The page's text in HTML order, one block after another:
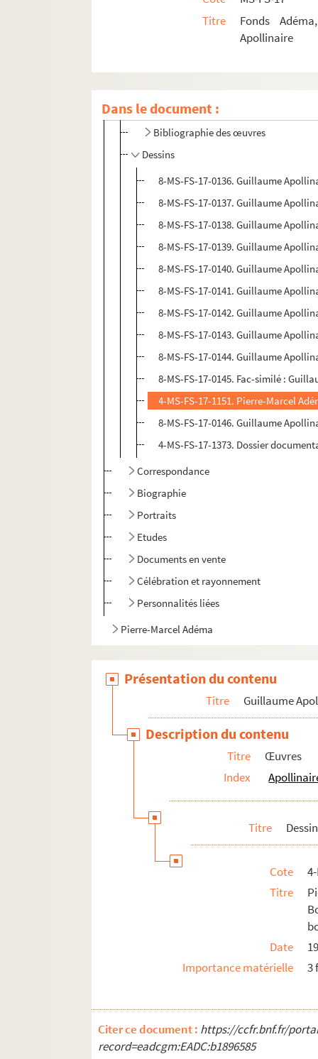
Titre
Fonds
Apollinaire
Dans le document :
4-MS-FS-17-1378. Conférences
4-MS-FS-17-0238. Préfaces
Manuscrits conservés
Publications d'œuvres
Bibliographie des œuvres
Dessins
8-MS-FS-17-0136. Guillaume
8-MS-FS-17-0137. Guillaume
8-MS-FS-17-0138. Guillaume
8-MS-FS-17-0139. Guillaume
8-MS-FS-17-0140. Guillaume
8-MS-FS-17-0141. Guillaume
8-MS-FS-17-0142. Guillaume
8-MS-FS-17-0143. Guillaume
8-MS-FS-17-0144. Guillaume
8-MS-FS-17-0145. Fac-similé :
4-MS-FS-17-1151. Pierre-Marcel
8-MS-FS-17-0146. Guillaume
4-MS-FS-17-1373. Dossier
Correspondance
Biographie
Portraits
Etudes
Documents en vente
Célébration et rayonnement
Personnalités liées
Pierre-Marcel Adéma
Présentation du contenu
Titre Guillaume
Description du contenu
Titre
Œuvres
Index
Titre
Cote
Titre
Date
Importance matérielle
3
Citer ce document : https://ccfr.bnf.fr/
record=eadcgm:EADC:b1896585